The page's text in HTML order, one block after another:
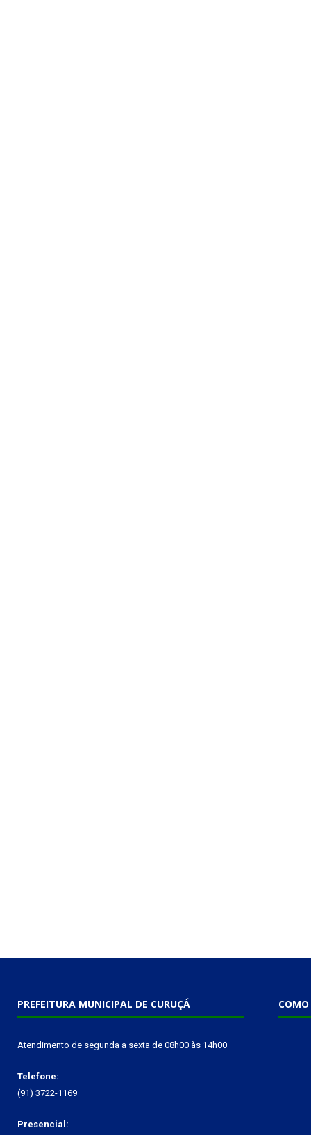
PREFEITURA MUNICIPAL DE CURUÇÁ
Atendimento de segunda a sexta de 08h00 às 14h00
Telefone:
(91) 3722-1169
Presencial:
COMO